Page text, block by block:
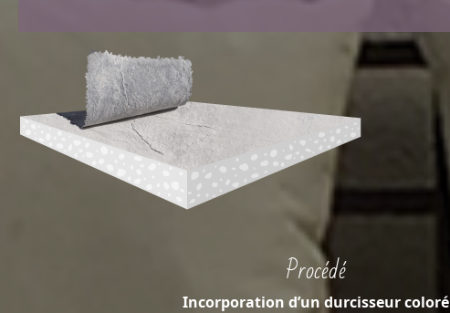
Procédé
Incorporation d’un durcisseur coloré